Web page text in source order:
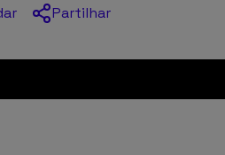
Partilhar